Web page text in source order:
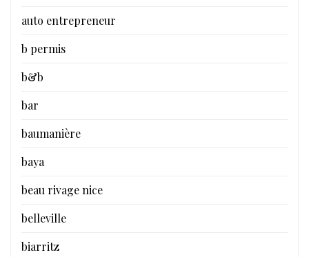
auto entrepreneur
b permis
b&b
bar
baumanière
baya
beau rivage nice
belleville
biarritz